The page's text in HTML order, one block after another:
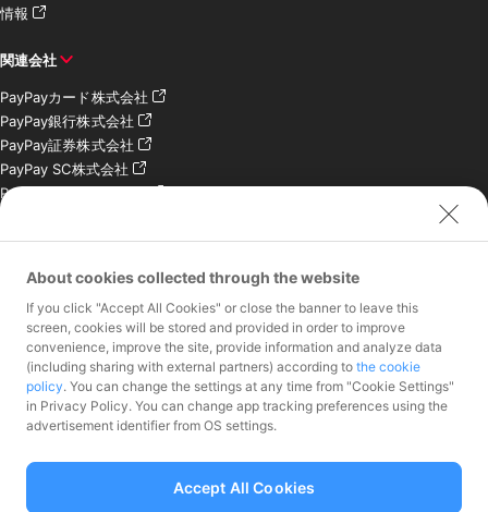
情報
関連会社
PayPayカード株式会社
PayPay銀行株式会社
PayPay証券株式会社
PayPay SC株式会社
PayPay India Pvt. Ltd.
会社
お問い合わせ
加盟店様専用お問い合わ
報道関係者様専用お問い
合わせ
株主・投資家様専用お問
About cookies collected through the website
If you click "Accept All Cookies" or close the banner to leave this
screen, cookies will be stored and provided in order to improve
convenience, improve the site, provide information and analyze data
(including sharing with external partners) according to the cookie
policy. You can change the settings at any time from "Cookie Settings"
in Privacy Policy. You can change app tracking preferences using the
advertisement identifier from OS settings.
Accept All Cookies